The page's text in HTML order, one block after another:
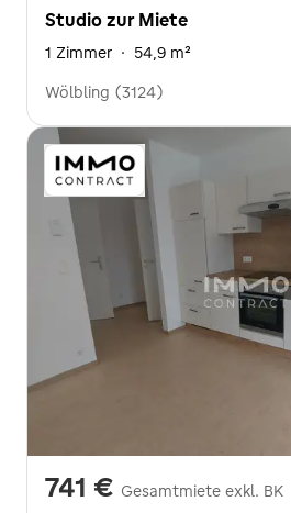
Studio zur Miete
1 Zimmer · 54,9 m²
Wölbling (3124)
741 € Gesamtmiete exkl. BK